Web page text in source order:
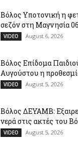
Βόλος Υποτονική η
σεζόν στη Μαγνησία
VIDEO August 6, 2026
Βόλος Επίδομα
Αυγούστου η
VIDEO August 5, 2026
Βόλος ΔΕΥΑΜΒ:
νερά στις ακτές του
VIDEO August 5, 2026